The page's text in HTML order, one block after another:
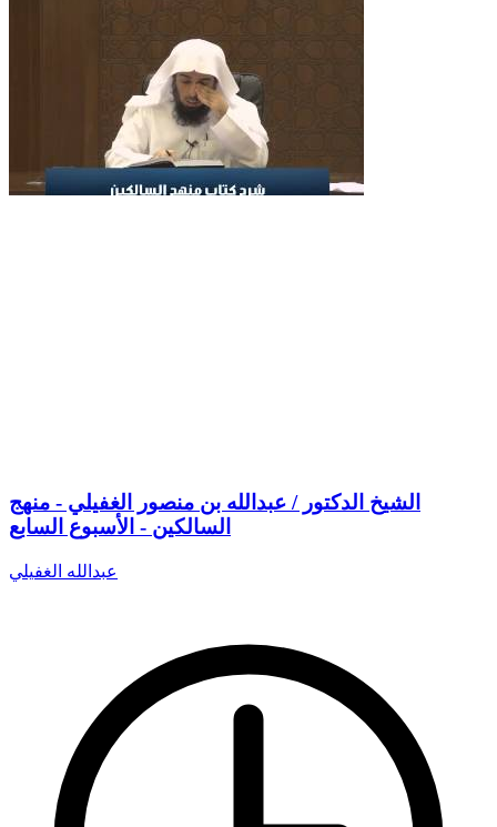
الشيخ الدكتور / عبدالله بن منصور الغفيلي - منهج
السالكين - الأسبوع السابع
عبدالله الغفيلي